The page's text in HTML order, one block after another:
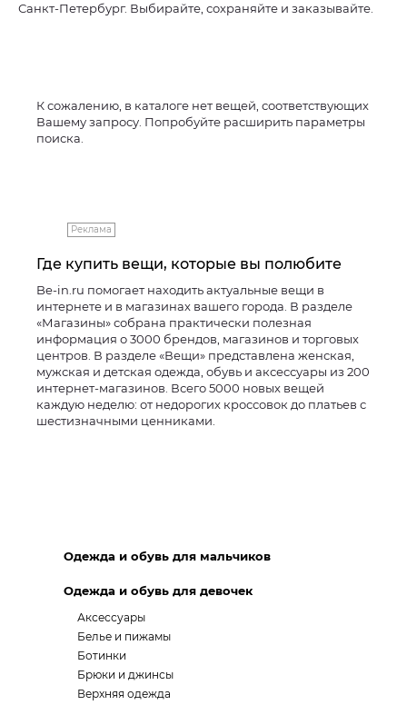
Санкт-Петербург. Выбирайте, сохраняйте и заказывайте.
К сожалению, в каталоге нет вещей, соответствующих
Вашему запросу. Попробуйте расширить параметры
поиска.
Реклама
Где купить вещи, которые вы полюбите
Be-in.ru помогает находить актуальные вещи в
интернете и в магазинах вашего города. В разделе
«Магазины» собрана практически полезная
информация о 3000 брендов, магазинов и торговых
центров. В разделе «Вещи» представлена женская,
мужская и детская одежда, обувь и аксессуары из 200
интернет-магазинов. Всего 5000 новых вещей
каждую неделю: от недорогих кроссовок до платьев с
шестизначными ценниками.
Одежда и обувь для мальчиков
Одежда и обувь для девочек
Аксессуары
Белье и пижамы
Ботинки
Брюки и джинсы
Верхняя одежда